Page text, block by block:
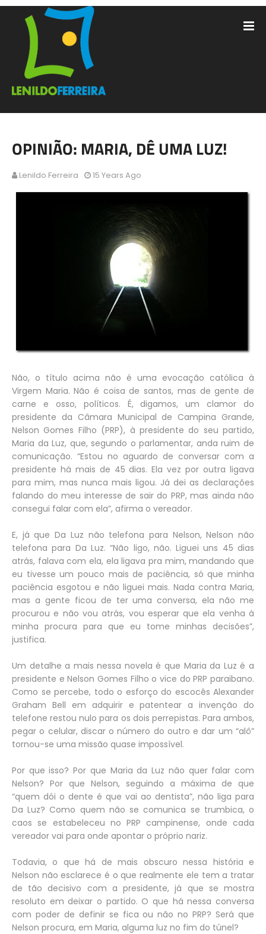
OPINIÃO: MARIA, DÊ UMA LUZ!
Lenildo Ferreira 15 Years Ago
Não, o título acima não é uma evocação católica à
Virgem Maria. Não é coisa de santos, mas de gente de
carne e osso, políticos. É, digamos, um clamor do
presidente da Câmara Municipal de Campina Grande,
Nelson Gomes Filho (PRP), à presidente do seu partido,
Maria da Luz, que, segundo o parlamentar, anda ruim de
comunicação. “Estou no aguardo de conversar com a
presidente há mais de 45 dias. Ela vez por outra ligava
para mim, mas nunca mais ligou. Já dei as declarações
falando do meu interesse de sair do PRP, mas ainda não
consegui falar com ela”, afirma o vereador.
E, já que Da Luz não telefona para Nelson, Nelson não
telefona para Da Luz. “Não ligo, não. Liguei uns 45 dias
atrás, falava com ela, ela ligava pra mim, mandando que
eu tivesse um pouco mais de paciência, só que minha
paciência esgotou e não liguei mais. Nada contra Maria,
mas a gente ficou de ter uma conversa, ela não me
procurou e não vou atrás, vou esperar que ela venha à
minha procura para que eu tome minhas decisões”,
justifica.
Um detalhe a mais nessa novela é que Maria da Luz é a
presidente e Nelson Gomes Filho o vice do PRP paraibano.
Como se percebe, todo o esforço do escocês Alexander
Graham Bell em adquirir e patentear a invenção do
telefone restou nulo para os dois perrepistas. Para ambos,
pegar o celular, discar o número do outro e dar um “alô”
tornou-se uma missão quase impossível.
Por que isso? Por que Maria da Luz não quer falar com
Nelson? Por que Nelson, seguindo a máxima de que
“quem dói o dente é que vai ao dentista”, não liga para
Da Luz? Como quem não se comunica se trumbica, o
caos se estabeleceu no PRP campinense, onde cada
vereador vai para onde apontar o próprio nariz.
Todavia, o que há de mais obscuro nessa história e
Nelson não esclarece é o que realmente ele tem a tratar
de tão decisivo com a presidente, já que se mostra
resoluto em deixar o partido. O que há nessa conversa
com poder de definir se fica ou não no PRP? Será que
Nelson procura, em Maria, alguma luz no fim do túnel?